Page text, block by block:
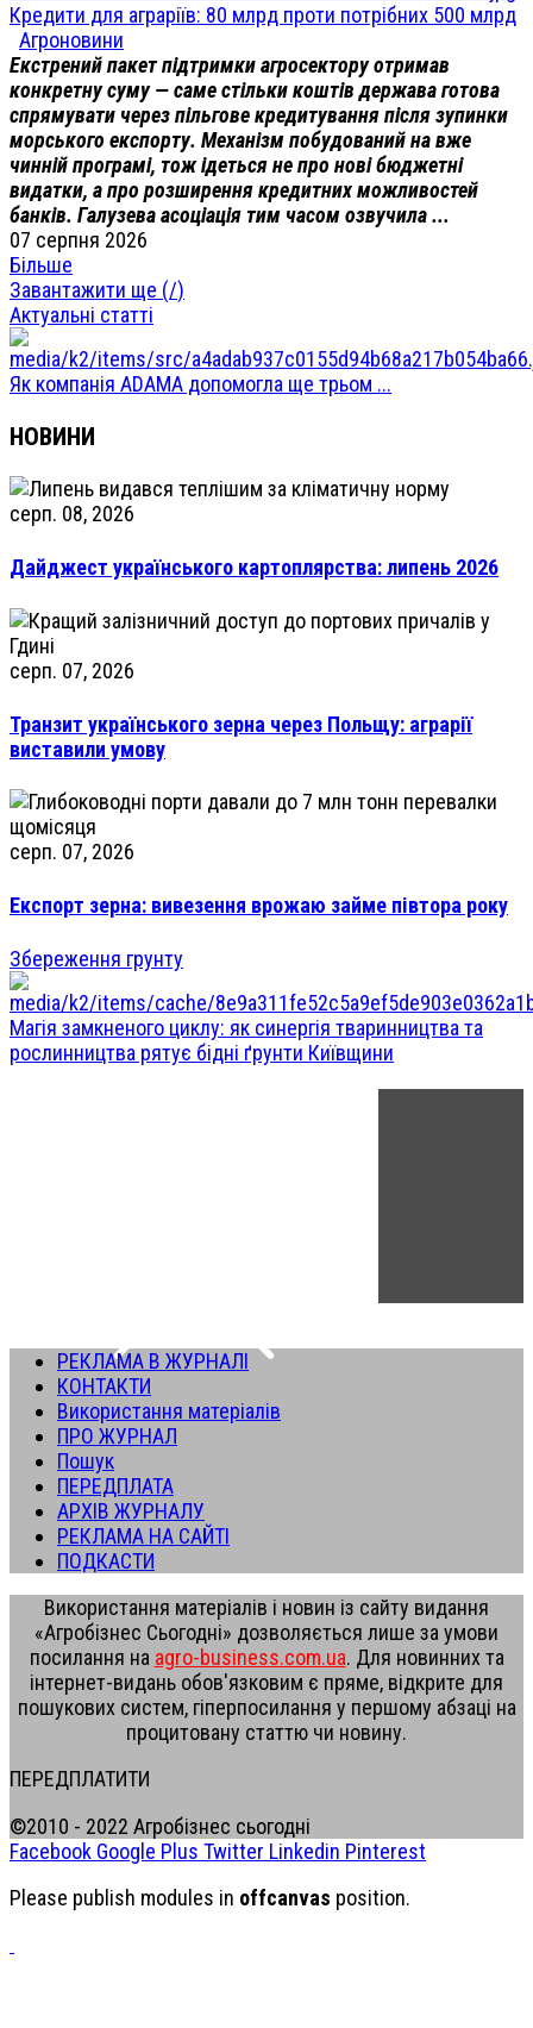
Кредити для аграріїв: 80 млрд проти потрібних 500 млрд
Агроновини
Екстрений пакет підтримки агросектору отримав
конкретну суму — саме стільки коштів держава готова
спрямувати через пільгове кредитування після зупинки
морського експорту. Механізм побудований на вже
чинній програмі, тож ідеться не про нові бюджетні
видатки, а про розширення кредитних можливостей
банків. Галузева асоціація тим часом озвучила ...
07 серпня 2026
Більше
Завантажити ще (/)
Актуальні статті
Як компанія ADAMA допомогла ще трьом ...
НОВИНИ
серп. 08, 2026
Дайджест українського картоплярства: липень 2026
серп. 07, 2026
Транзит українського зерна через Польщу: аграрії
виставили умову
серп. 07, 2026
Експорт зерна: вивезення врожаю займе півтора року
Збереження грунту
Магія замкненого циклу: як синергія тваринництва та
рослинництва рятує бідні ґрунти Київщини
РЕКЛАМА В ЖУРНАЛІ
КОНТАКТИ
Використання матеріалів
ПРО ЖУРНАЛ
Пошук
ПЕРЕДПЛАТА
АРХІВ ЖУРНАЛУ
РЕКЛАМА НА САЙТІ
ПОДКАСТИ
Використання матеріалів і новин із сайту видання
«Агробізнес Сьогодні» дозволяється лише за умови
посилання на agro-business.com.ua. Для новинних та
інтернет-видань обов'язковим є пряме, відкрите для
пошукових систем, гіперпосилання у першому абзаці на
процитовану статтю чи новину.
ПЕРЕДПЛАТИТИ
©2010 - 2022 Агробізнес сьогодні
Facebook Google Plus Twitter Linkedin Pinterest
Please publish modules in offcanvas position.